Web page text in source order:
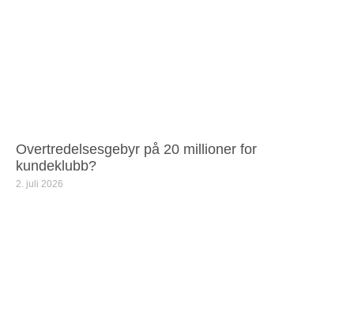
Overtredelsesgebyr på 20 millioner for
kundeklubb?
2. juli 2026